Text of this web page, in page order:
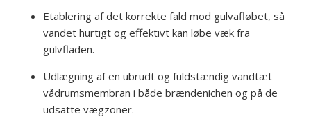
Etablering af det korrekte fald mod gulvafløbet, så
vandet hurtigt og effektivt kan løbe væk fra
gulvfladen.
Udlægning af en ubrudt og fuldstændig vandtæt
vådrumsmembran i både brændenichen og på de
udsatte vægzoner.